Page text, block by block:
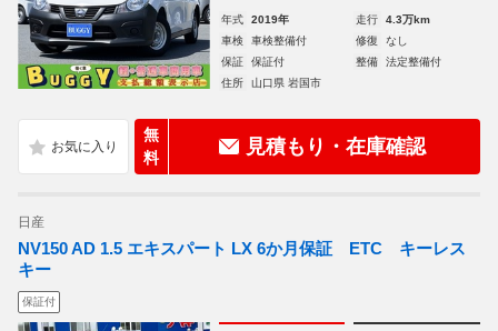
年式 2019年 走行
4.3万km
車検
車検整備付 修復
なし
保証
保証付 整備
法定整備付
住所
山口県 岩国市
無
料
見積もり・在庫確認
日産
NV150 AD 1.5 エキスパート LX 6か月保証 ETC キーレス
キー
保証付